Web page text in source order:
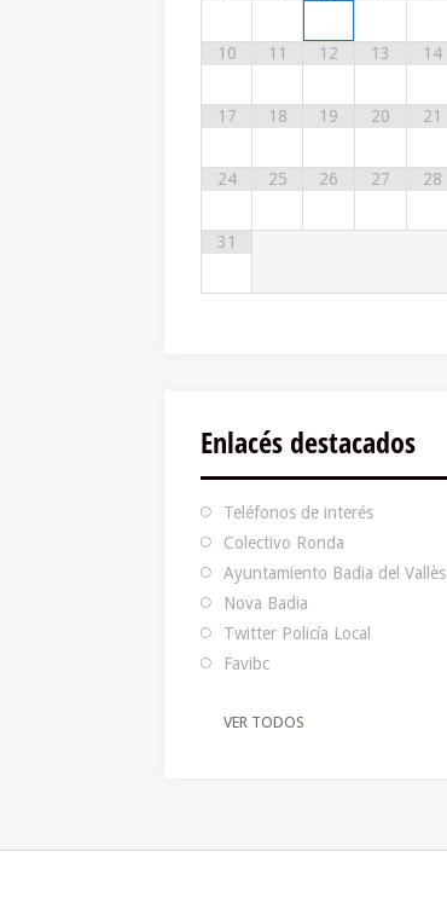
10 11 12 13 14
17 18 19 20 21
24 25 26 27 28
31
Enlacés destacados
Teléfonos de interés
Colectivo Ronda
Ayuntamiento Badia del Vallès
Nova Badia
Twitter Policía Local
Favibc
VER TODOS